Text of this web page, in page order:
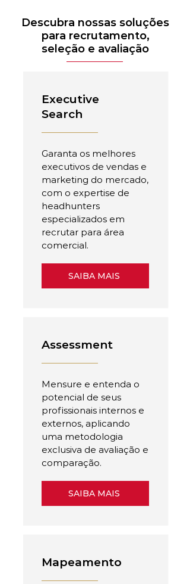
Descubra nossas soluções
para recrutamento,
seleção e avaliação
Executive
Search
Garanta os melhores
executivos de vendas e
marketing do mercado,
com o expertise de
headhunters
especializados em
recrutar para área
comercial.
SAIBA MAIS
Assessment
Mensure e entenda o
potencial de seus
profissionais internos e
externos, aplicando
uma metodologia
exclusiva de avaliação e
comparação.
SAIBA MAIS
Mapeamento